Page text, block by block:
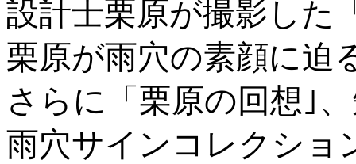
設計士栗原が撮影した
栗原が雨穴の素顔に迫
さらに「栗原の回想｣
雨穴サインコレクショ